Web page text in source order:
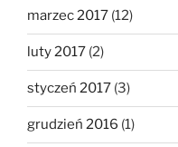
marzec 2017 (12)
luty 2017 (2)
styczeń 2017 (3)
grudzień 2016 (1)